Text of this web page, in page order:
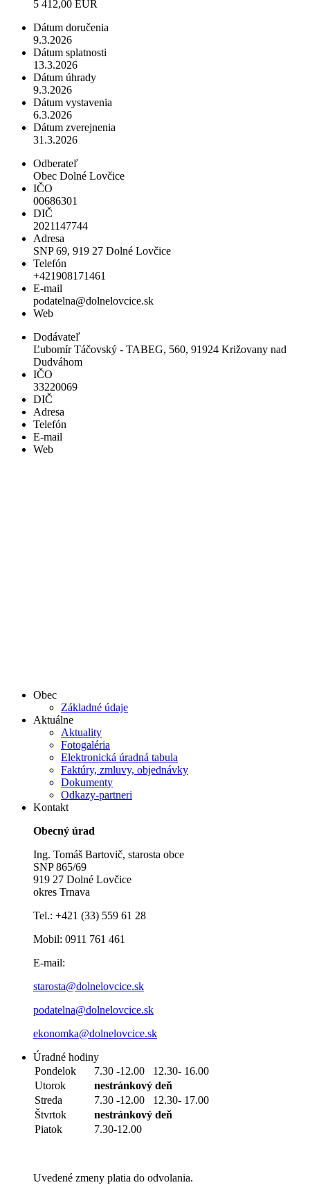
5 412,00 EUR
Dátum doručenia
9.3.2026
Dátum splatnosti
13.3.2026
Dátum úhrady
9.3.2026
Dátum vystavenia
6.3.2026
Dátum zverejnenia
31.3.2026
Odberateľ
Obec Dolné Lovčice
IČO
00686301
DIČ
2021147744
Adresa
SNP 69, 919 27 Dolné Lovčice
Telefón
+421908171461
E-mail
podatelna@dolnelovcice.sk
Web
Dodávateľ
Ľubomír Táčovský - TABEG, 560, 91924 Križovany nad
Dudváhom
IČO
33220069
DIČ
Adresa
Telefón
E-mail
Web
Obec
Základné údaje
Aktuálne
Aktuality
Fotogaléria
Elektronická úradná tabula
Faktúry, zmluvy, objednávky
Dokumenty
Odkazy-partneri
Kontakt
Obecný úrad
Ing. Tomáš Bartovič, starosta obce
SNP 865/69
919 27 Dolné Lovčice
okres Trnava
Tel.: +421 (33) 559 61 28
Mobil: 0911 761 461
E-mail:
starosta@dolnelovcice.sk
podatelna@dolnelovcice.sk
ekonomka@dolnelovcice.sk
Úradné hodiny
Pondelok
7.30 -12.00 12.30- 16.00
Utorok
nestránkový deň
Streda
7.30 -12.00 12.30- 17.00
Štvrtok
nestránkový deň
Piatok
7.30-12.00
Uvedené zmeny platia do odvolania.